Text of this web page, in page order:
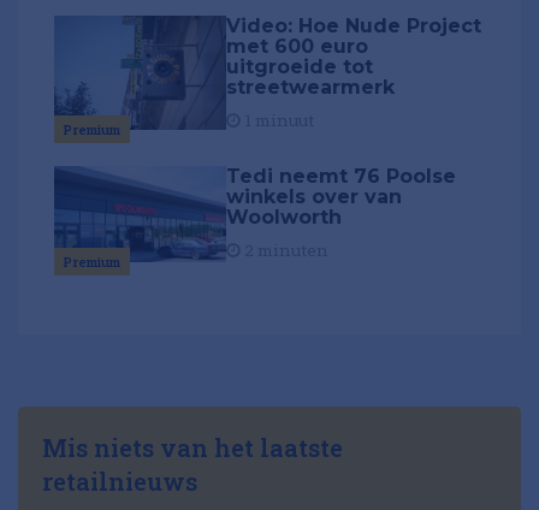
Premium
Video: Hoe Nude Project
met 600 euro
uitgroeide tot
streetwearmerk
Premium
Tedi neemt 76 Poolse
winkels over van
Woolworth
Mis niets van het laatste
retailnieuws